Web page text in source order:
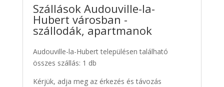
Szállások Audouville-la-
Hubert városban -
szállodák, apartmanok
Audouville-la-Hubert településen található
összes szállás: 1 db
Kérjük, adja meg az érkezés és távozás